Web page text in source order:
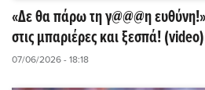
«Δε θα πάρω τη γ@@@η
στις μπαριέρες και ξεσπά! (video)
07/06/2026 - 18:18